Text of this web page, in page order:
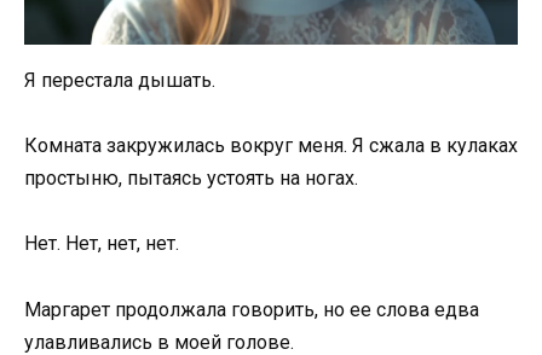
Я перестала дышать.
Комната закружилась вокруг меня. Я сжала в кулаках
простыню, пытаясь устоять на ногах.
Нет. Нет, нет, нет.
Маргарет продолжала говорить, но ее слова едва
улавливались в моей голове.